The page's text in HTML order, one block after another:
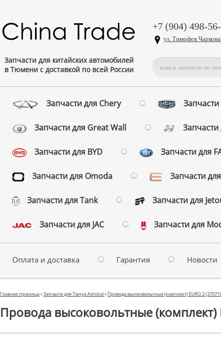
Запчасти для китайских автомобилей
в Тюмени с доставкой по всей России
+7 (904) 498-
ул. Тимофея
Запчасти для Chery
Запчасти для Great Wall
Запчасти для BYD Запчасти для
Запчасти для Omoda Запчасти
Запчасти для Tank Запчасти для
Запчасти для JAC Запчасти для
Оплата и доставка Гарантия Новости
Главная страница»Запчасти для Tianye Admiral» Провода высоковольтные (комплект) EURO 2
Провода высоковольтные (комплект)